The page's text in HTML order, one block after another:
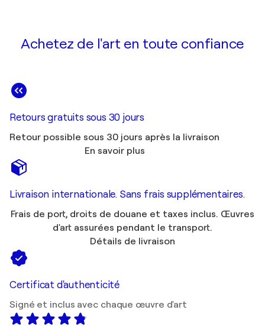
Achetez de l'art en toute confiance
Retours gratuits sous 30 jours
Retour possible sous 30 jours après la livraison
En savoir plus
Livraison internationale. Sans frais supplémentaires.
Frais de port, droits de douane et taxes inclus. Œuvres
d'art assurées pendant le transport.
Détails de livraison
Certificat d'authenticité
Signé et inclus avec chaque œuvre d'art